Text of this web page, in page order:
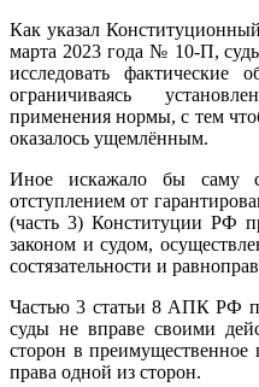
Как указал
марта 2023 года № 10-П,
исследовать фактические
ограничиваясь
применения нормы, с тем
оказалось ущемлённым.
Иное искажало бы саму
отступлением от
(часть 3) Конституции РФ
законом и судом,
состязательности и
Частью 3 статьи 8 АПК РФ
суды не вправе своими
сторон в преимущественное
права одной из сторон.